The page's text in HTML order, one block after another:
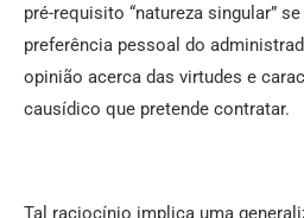
pré-requisito “natureza singular”
preferência pessoal do
opinião acerca das virtudes e
causídico que pretende contratar.
Tal raciocínio implica uma